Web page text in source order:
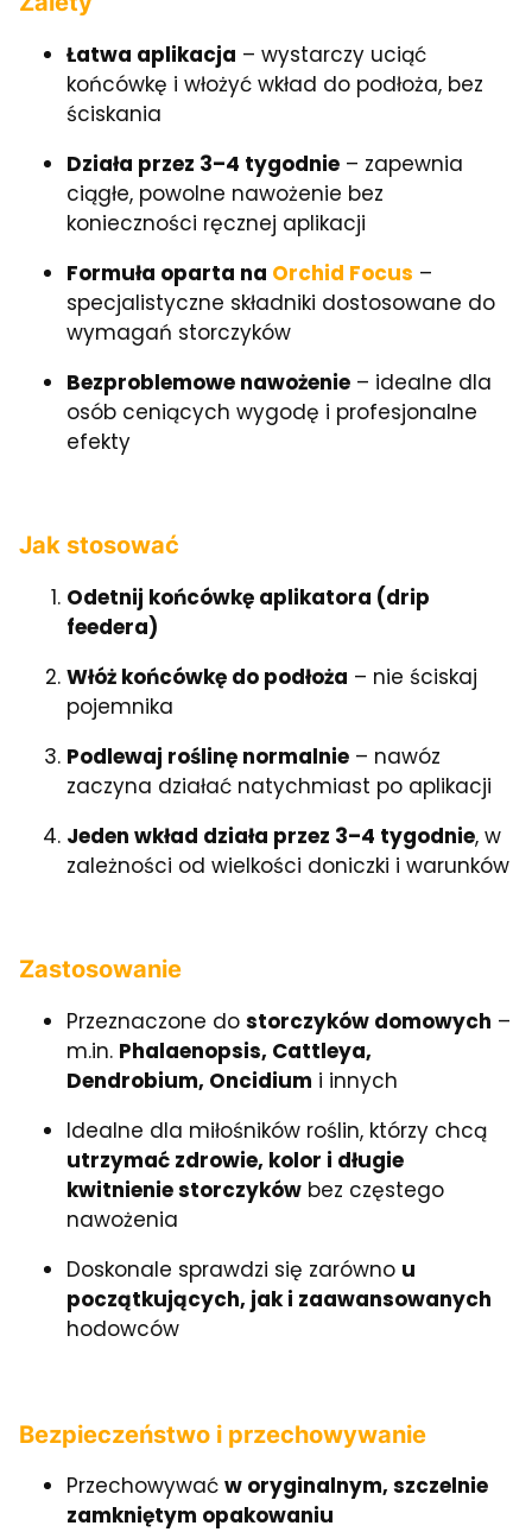
Łatwa aplikacja – wystarczy uciąć
końcówkę i włożyć wkład do podłoża, bez
ściskania
Działa przez 3–4 tygodnie – zapewnia
ciągłe, powolne nawożenie bez
konieczności ręcznej aplikacji
Formuła oparta na Orchid Focus –
specjalistyczne składniki dostosowane do
wymagań storczyków
Bezproblemowe nawożenie – idealne dla
osób ceniących wygodę i profesjonalne
efekty
Jak stosować
Odetnij końcówkę aplikatora (drip
feedera)
Włóż końcówkę do podłoża – nie ściskaj
pojemnika
Podlewaj roślinę normalnie – nawóz
zaczyna działać natychmiast po aplikacji
Jeden wkład działa przez 3–4 tygodnie, w
zależności od wielkości doniczki i warunków
Zastosowanie
Przeznaczone do storczyków domowych –
m.in. Phalaenopsis, Cattleya,
Dendrobium, Oncidium i innych
Idealne dla miłośników roślin, którzy chcą
utrzymać zdrowie, kolor i długie
kwitnienie storczyków bez częstego
nawożenia
Doskonale sprawdzi się zarówno u
początkujących, jak i zaawansowanych
hodowców
Bezpieczeństwo i przechowywanie
Przechowywać w oryginalnym, szczelnie
zamkniętym opakowaniu